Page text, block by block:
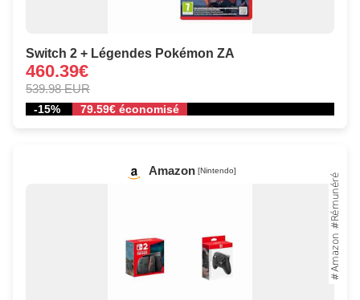
Switch 2 + Légendes Pokémon ZA
460.39€
539.98 EUR
-15% 79.59€ économisé
Amazon [Nintendo]